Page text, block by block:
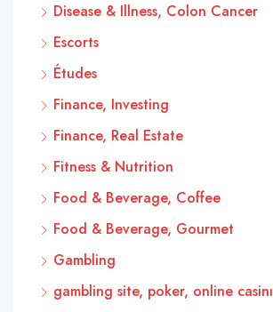
Disease & Illness, Colon Cancer
Escorts
Études
Finance, Investing
Finance, Real Estate
Fitness & Nutrition
Food & Beverage, Coffee
Food & Beverage, Gourmet
Gambling
gambling site, poker, online casinı